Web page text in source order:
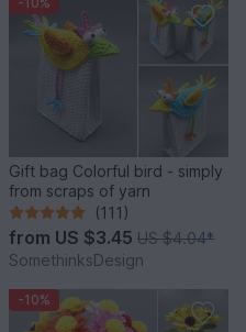
Gift bag Colorful bird - simply
from scraps of yarn
(111)
from US $3.45 US $4.04*
SomethinksDesign
-10%